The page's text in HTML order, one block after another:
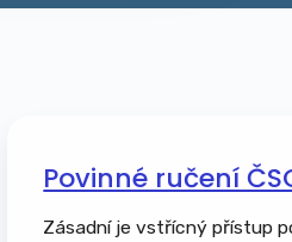
Povinné ručení
Zásadní je vstřícný přístup